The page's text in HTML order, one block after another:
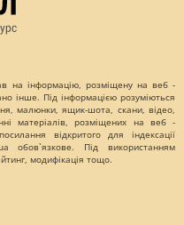
на інформацію, розміщену на веб -
інше. Під інформацією розуміються
малюнки, ящик-шота, скани, відео,
матеріалів, розміщених на веб -
відкритого для індексації
обов`язкове. Під використанням
модифікація тощо.